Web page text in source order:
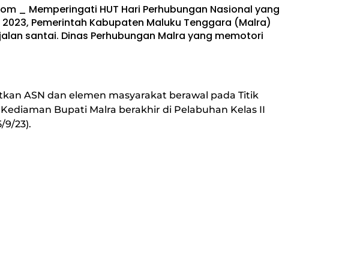
_ Memperingati HUT Hari Perhubungan Nasional yang
Pemerintah Kabupaten Maluku Tenggara (Malra)
santai. Dinas Perhubungan Malra yang memotori
ASN dan elemen masyarakat berawal pada Titik
Bupati Malra berakhir di Pelabuhan Kelas II
9/23).